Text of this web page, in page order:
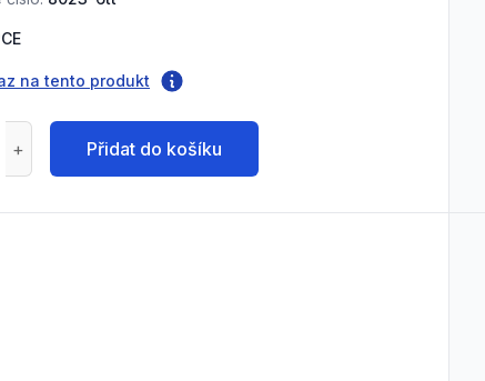
na tento produkt
Přidat do košíku